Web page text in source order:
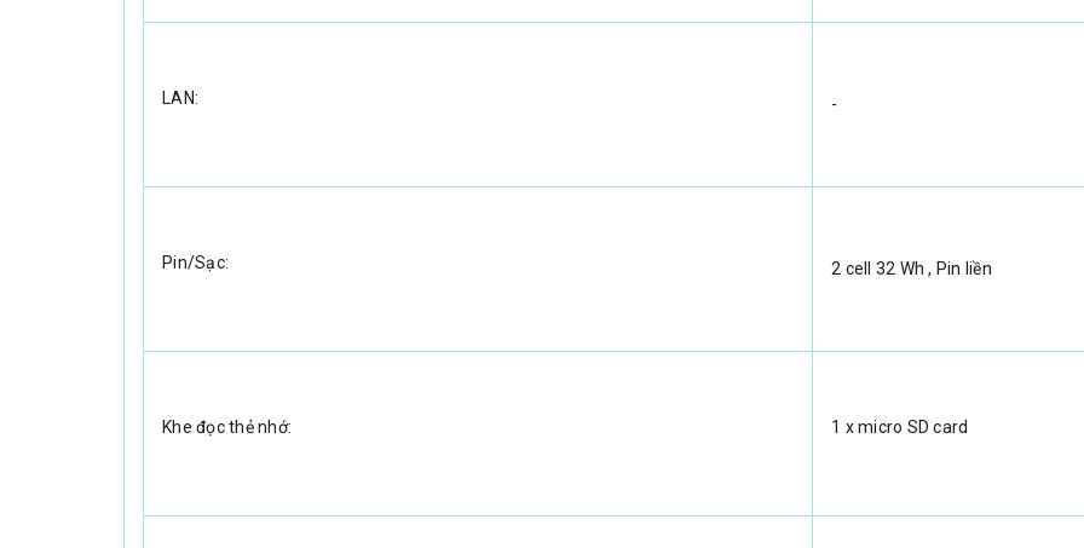
LAN: -
Pin/Sạc: 2 cell 32 Wh , Pin liền
Khe đọc thẻ nhớ: 1 x micro SD card